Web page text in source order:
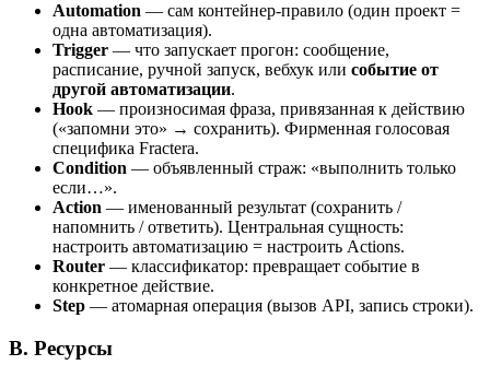
Automation — сам контейнер-правило (один проект =
одна автоматизация).
Trigger — что запускает прогон: сообщение,
расписание, ручной запуск, вебхук или событие от
другой автоматизации.
Hook — произносимая фраза, привязанная к действию
(«запомни это» → сохранить). Фирменная голосовая
специфика Fractera.
Condition — объявленный страж: «выполнить только
если…».
Action — именованный результат (сохранить /
напомнить / ответить). Центральная сущность:
настроить автоматизацию = настроить Actions.
Router — классификатор: превращает событие в
конкретное действие.
Step — атомарная операция (вызов API, запись строки).
B. Ресурсы